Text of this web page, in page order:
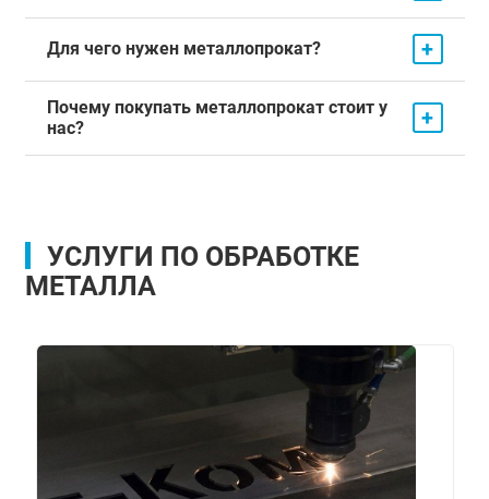
Для чего нужен металлопрокат? +
Почему покупать металлопрокат стоит у
нас?
+
УСЛУГИ ПО ОБРАБОТКЕ
МЕТАЛЛА